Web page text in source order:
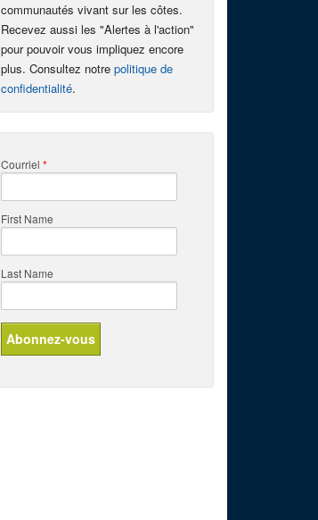
communautés vivant sur les côtes.
Recevez aussi les "Alertes à l'action"
pour pouvoir vous impliquez encore
plus. Consultez notre politique de
confidentialité.
Courriel *
First Name
Last Name